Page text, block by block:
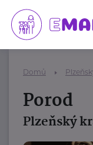
Domů
Porod
Plzeňský